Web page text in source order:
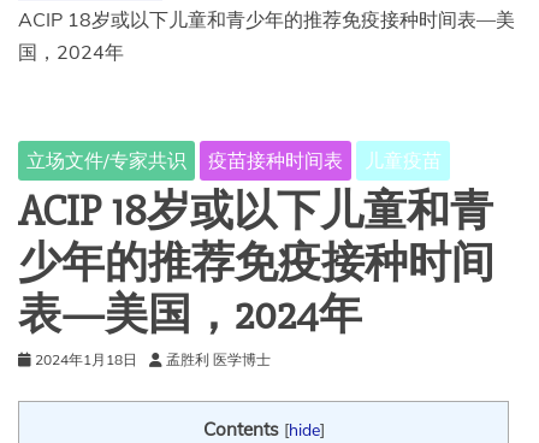
ACIP 18岁或以下儿童和青少年的推荐免疫接种时间表—美
国，2024年
立场文件/专家共识 疫苗接种时间表 儿童疫苗
ACIP 18岁或以下儿童和青
少年的推荐免疫接种时间
表—美国，2024年
2024年1月18日 孟胜利 医学博士
Contents [hide]